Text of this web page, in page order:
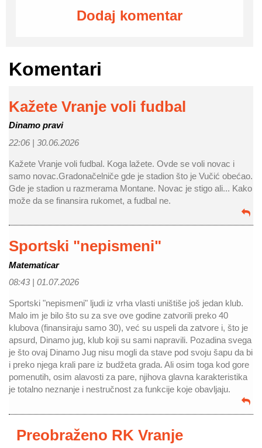
Dodaj komentar
Komentari
Kažete Vranje voli fudbal
Dinamo pravi
22:06 | 30.06.2026
Kažete Vranje voli fudbal. Koga lažete. Ovde se voli novac i
samo novac.Gradonačelniče gde je stadion što je Vučić obećao.
Gde je stadion u razmerama Montane. Novac je stigo ali... Kako
može da se finansira rukomet, a fudbal ne.
Sportski "nepismeni"
Matematicar
08:43 | 01.07.2026
Sportski "nepismeni" ljudi iz vrha vlasti uništiše još jedan klub.
Malo im je bilo što su za sve ove godine zatvorili preko 40
klubova (finansiraju samo 30), već su uspeli da zatvore i, što je
apsurd, Dinamo jug, klub koji su sami napravili. Pozadina svega
je što ovaj Dinamo Jug nisu mogli da stave pod svoju šapu da bi
i preko njega krali pare iz budžeta grada. Ali osim toga kod gore
pomenutih, osim alavosti za pare, njihova glavna karakteristika
je totalno neznanje i nestručnost za funkcije koje obavljaju.
Preobraženo RK Vranje